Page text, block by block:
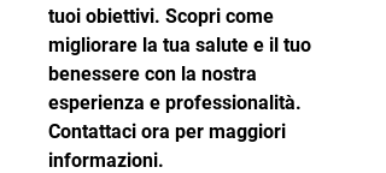
tuoi obiettivi. Scopri come
migliorare la tua salute e il tuo
benessere con la nostra
esperienza e professionalità.
Contattaci ora per maggiori
informazioni.